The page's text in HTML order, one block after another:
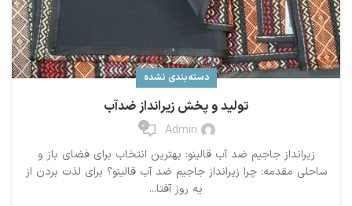
دسته‌بندی نشده
تولید و پخش زیرانداز ضدآب
Admin
0
زیرانداز جاجیم ضد آب قالینو: بهترین انتخاب برای فضای باز و
ساحلی مقدمه: چرا زیرانداز جاجیم ضد آب قالینو؟ برای لذت بردن از
یه روز آفتا...